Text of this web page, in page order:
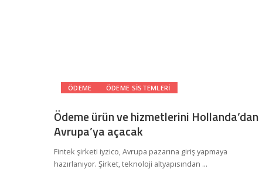
ÖDEME ÖDEME SISTEMLERI
Ödeme ürün ve hizmetlerini Hollanda’dan
Avrupa’ya açacak
Fintek şirketi iyzico, Avrupa pazarına giriş yapmaya
hazırlanıyor. Şirket, teknoloji altyapısından ...